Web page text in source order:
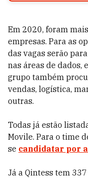
Em 2020, foram
empresas. Para as
das vagas serão
nas áreas de dados,
grupo também
vendas, logística,
outras.
Todas já estão
Movile. Para o time
se candidatar por
Já a Qintess tem 337